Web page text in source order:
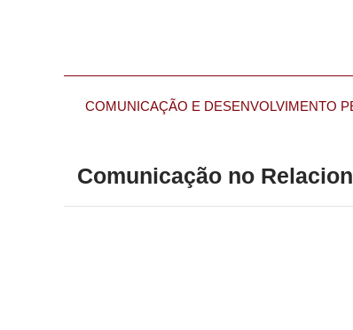
COMUNICAÇÃO E DESENVOLVIMENTO
Comunicação no